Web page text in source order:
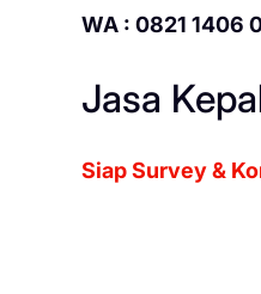
WA : 0821 1406
Jasa
Siap Survey &